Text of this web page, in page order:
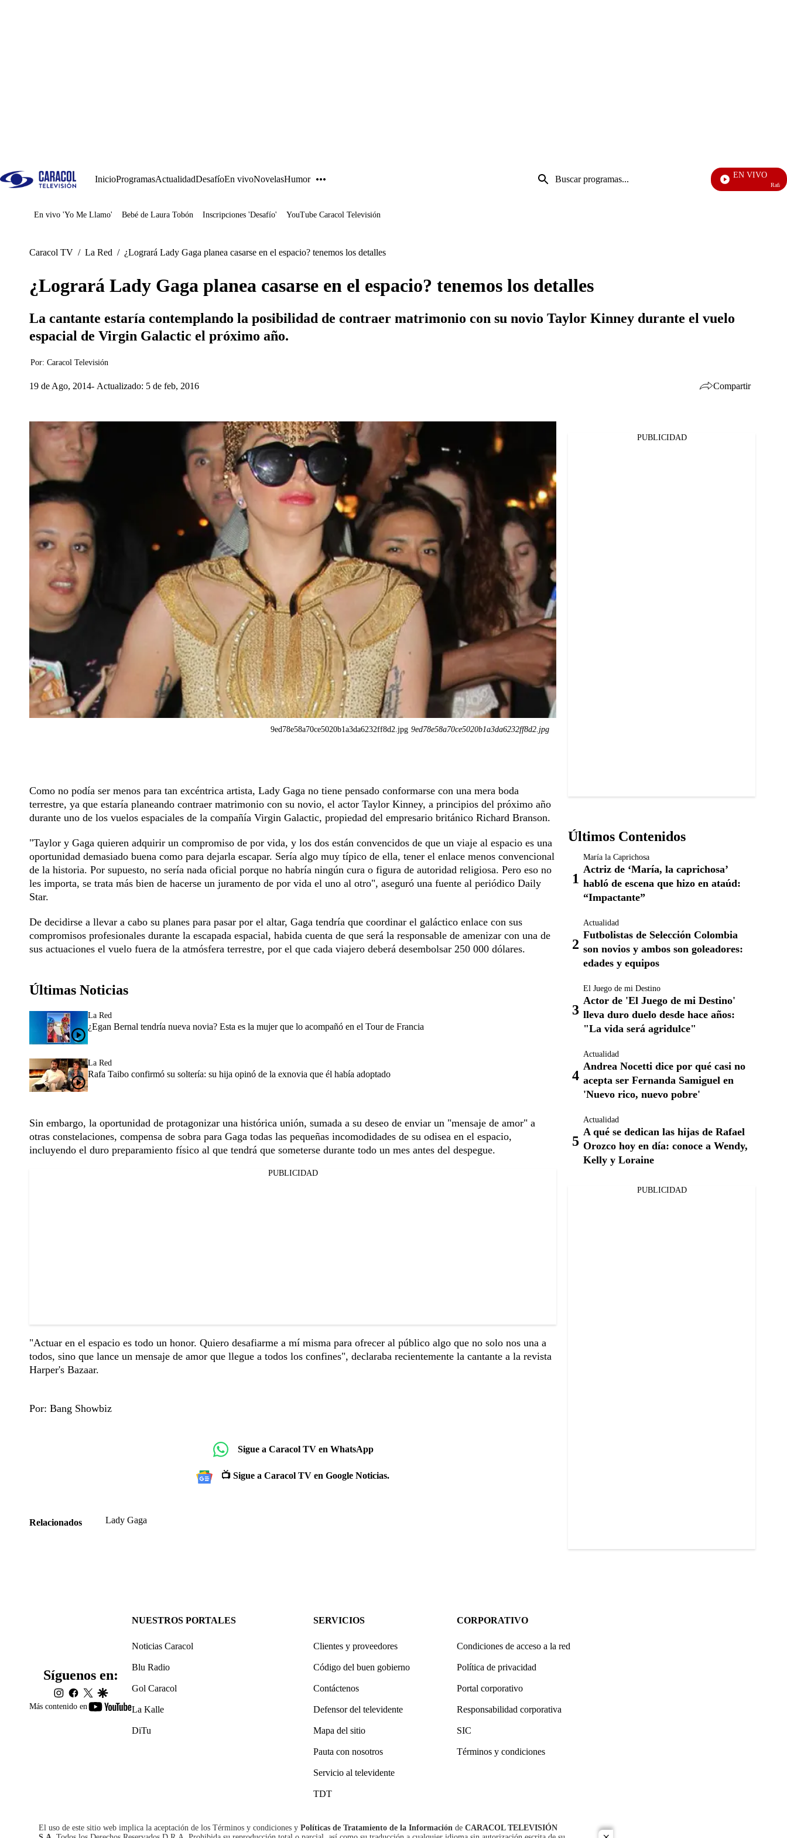
InicioProgramasActualidadDesafíoEn vivoNovelasHumor
Entrada
de
EN VIVO
Rafael
Juegos
En vivo 'Yo Me Llamo' Bebé de Laura Tobón Inscripciones 'Desafío' YouTube Caracol Televisión
Caracol TV / La Red / ¿Logrará Lady Gaga planea casarse en el espacio? tenemos los detalles
¿Logrará Lady Gaga planea casarse en el espacio? tenemos los detalles
La cantante estaría contemplando la posibilidad de contraer matrimonio con su novio Taylor Kinney durante el vuelo
espacial de Virgin Galactic el próximo año.
Por: Caracol Televisión
19 de Ago, 2014 Actualizado: 5 de feb, 2016 Compartir
Whatsapp
9ed78e58a70ce5020b1a3da6232ff8d2.jpg 9ed78e58a70ce5020b1a3da6232ff8d2.jpg
Como no podía ser menos para tan excéntrica artista, Lady Gaga no tiene pensado conformarse con una mera boda
terrestre, ya que estaría planeando contraer matrimonio con su novio, el actor Taylor Kinney, a principios del próximo año
durante uno de los vuelos espaciales de la compañía Virgin Galactic, propiedad del empresario británico Richard Branson.
"Taylor y Gaga quieren adquirir un compromiso de por vida, y los dos están convencidos de que un viaje al espacio es una
oportunidad demasiado buena como para dejarla escapar. Sería algo muy típico de ella, tener el enlace menos convencional
de la historia. Por supuesto, no sería nada oficial porque no habría ningún cura o figura de autoridad religiosa. Pero eso no
les importa, se trata más bien de hacerse un juramento de por vida el uno al otro", aseguró una fuente al periódico Daily
Star.
De decidirse a llevar a cabo su planes para pasar por el altar, Gaga tendría que coordinar el galáctico enlace con sus
compromisos profesionales durante la escapada espacial, habida cuenta de que será la responsable de amenizar con una de
sus actuaciones el vuelo fuera de la atmósfera terrestre, por el que cada viajero deberá desembolsar 250 000 dólares.
Últimas Noticias
La Red
¿Egan Bernal tendría nueva novia? Esta es la mujer que lo acompañó en el Tour de Francia
La Red
Rafa Taibo confirmó su soltería: su hija opinó de la exnovia que él había adoptado
Sin embargo, la oportunidad de protagonizar una histórica unión, sumada a su deseo de enviar un "mensaje de amor" a
otras constelaciones, compensa de sobra para Gaga todas las pequeñas incomodidades de su odisea en el espacio,
incluyendo el duro preparamiento físico al que tendrá que someterse durante todo un mes antes del despegue.
PUBLICIDAD
"Actuar en el espacio es todo un honor. Quiero desafiarme a mí misma para ofrecer al público algo que no solo nos una a
todos, sino que lance un mensaje de amor que llegue a todos los confines", declaraba recientemente la cantante a la revista
Harper's Bazaar.
Por: Bang Showbiz
Sigue a Caracol TV en WhatsApp
📺 Sigue a Caracol TV en Google Noticias.
Relacionados Lady Gaga
PUBLICIDAD
Últimos Contenidos
María la Caprichosa
Actriz de ‘María, la caprichosa’
habló de escena que hizo en ataúd:
“Impactante”
Actualidad
Futbolistas de Selección Colombia
son novios y ambos son goleadores:
edades y equipos
El Juego de mi Destino
Actor de 'El Juego de mi Destino'
lleva duro duelo desde hace años:
"La vida será agridulce"
Actualidad
Andrea Nocetti dice por qué casi no
acepta ser Fernanda Samiguel en
'Nuevo rico, nuevo pobre'
Actualidad
A qué se dedican las hijas de Rafael
Orozco hoy en día: conoce a Wendy,
Kelly y Loraine
PUBLICIDAD
Más contenido en
youtube-
Síguenos en:
instagram
facebook
twittergoogle
NUESTROS PORTALES
Noticias Caracol
Blu Radio
Gol Caracol
La Kalle
DiTu
SERVICIOS
Clientes y proveedores
Código del buen gobierno
Contáctenos
Defensor del televidente
Mapa del sitio
Pauta con nosotros
Servicio al televidente
TDT
CORPORATIVO
Condiciones de acceso a la red
Política de privacidad
Portal corporativo
Responsabilidad corporativa
SIC
Términos y condiciones
El uso de este sitio web implica la aceptación de los Términos y condiciones y Políticas de Tratamiento de la Información de CARACOL TELEVISIÓN